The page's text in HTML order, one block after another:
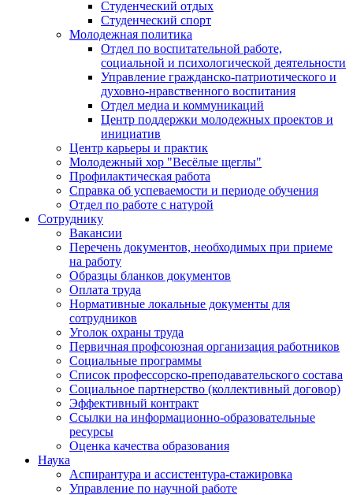
Студенческий отдых
Студенческий спорт
Молодежная политика
Отдел по воспитательной работе,
социальной и психологической деятельности
Управление гражданско-патриотического и
духовно-нравственного воспитания
Отдел медиа и коммуникаций
Центр поддержки молодежных проектов и
инициатив
Центр карьеры и практик
Молодежный хор "Весёлые щеглы"
Профилактическая работа
Справка об успеваемости и периоде обучения
Отдел по работе с натурой
Сотруднику
Вакансии
Перечень документов, необходимых при приеме
на работу
Образцы бланков документов
Оплата труда
Нормативные локальные документы для
сотрудников
Уголок охраны труда
Первичная профсоюзная организация работников
Социальные программы
Список профессорско-преподавательского состава
Социальное партнерство (коллективный договор)
Эффективный контракт
Ссылки на информационно-образовательные
ресурсы
Оценка качества образования
Наука
Аспирантура и ассистентура-стажировка
Управление по научной работе